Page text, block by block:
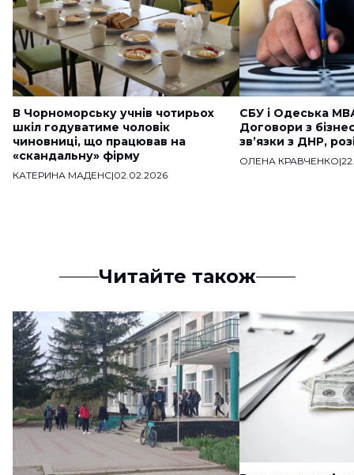
В Чорноморську учнів чотирьох
шкіл годуватиме чоловік
чиновниці, що працював на
«скандальну» фірму
КАТЕРИНА МАДЕНС|02.02.2026
СБУ і Одеська
Договори з
звʼязки з ДНР,
ОЛЕНА КРАВЧЕНКО|
Читайте також